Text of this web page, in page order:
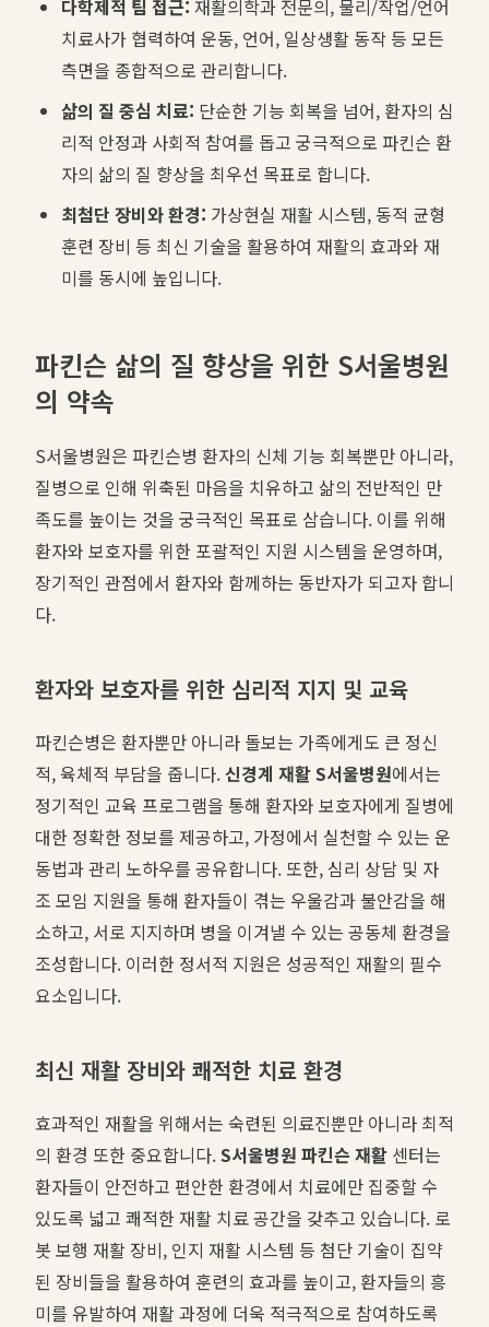
다학제적 팀 접근: 재활의학과 전문의, 물리/작업/언어
치료사가 협력하여 운동, 언어, 일상생활 동작 등 모든
측면을 종합적으로 관리합니다.
삶의 질 중심 치료: 단순한 기능 회복을 넘어, 환자의 심
리적 안정과 사회적 참여를 돕고 궁극적으로 파킨슨 환
자의 삶의 질 향상을 최우선 목표로 합니다.
최첨단 장비와 환경: 가상현실 재활 시스템, 동적 균형
훈련 장비 등 최신 기술을 활용하여 재활의 효과와 재
미를 동시에 높입니다.
파킨슨 삶의 질 향상을 위한 S서울병원
의 약속
S서울병원은 파킨슨병 환자의 신체 기능 회복뿐만 아니라,
질병으로 인해 위축된 마음을 치유하고 삶의 전반적인 만
족도를 높이는 것을 궁극적인 목표로 삼습니다. 이를 위해
환자와 보호자를 위한 포괄적인 지원 시스템을 운영하며,
장기적인 관점에서 환자와 함께하는 동반자가 되고자 합니
다.
환자와 보호자를 위한 심리적 지지 및 교육
파킨슨병은 환자뿐만 아니라 돌보는 가족에게도 큰 정신
적, 육체적 부담을 줍니다.신경계 재활 S서울병원에서는
정기적인 교육 프로그램을 통해 환자와 보호자에게 질병에
대한 정확한 정보를 제공하고, 가정에서 실천할 수 있는 운
동법과 관리 노하우를 공유합니다. 또한, 심리 상담 및 자
조 모임 지원을 통해 환자들이 겪는 우울감과 불안감을 해
소하고, 서로 지지하며 병을 이겨낼 수 있는 공동체 환경을
조성합니다. 이러한 정서적 지원은 성공적인 재활의 필수
요소입니다.
최신 재활 장비와 쾌적한 치료 환경
효과적인 재활을 위해서는 숙련된 의료진뿐만 아니라 최적
의 환경 또한 중요합니다.S서울병원 파킨슨 재활 센터는
환자들이 안전하고 편안한 환경에서 치료에만 집중할 수
있도록 넓고 쾌적한 재활 치료 공간을 갖추고 있습니다. 로
봇 보행 재활 장비, 인지 재활 시스템 등 첨단 기술이 집약
된 장비들을 활용하여 훈련의 효과를 높이고, 환자들의 흥
미를 유발하여 재활 과정에 더욱 적극적으로 참여하도록